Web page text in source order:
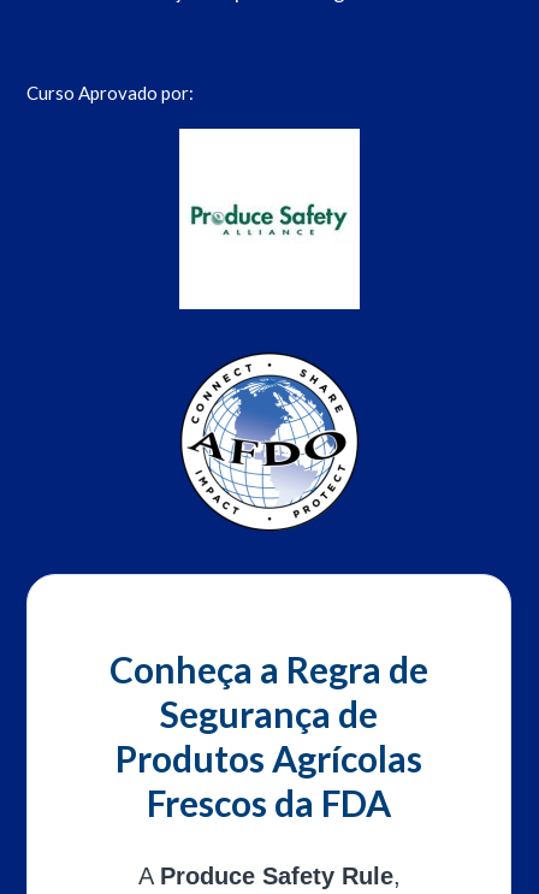
Curso Aprovado por:
Conheça a Regra de
Segurança de
Produtos Agrícolas
Frescos da FDA
A Produce Safety Rule,